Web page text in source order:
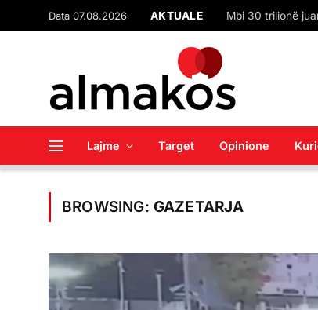
Data 07.08.2026 AKTUALE
Lajme Target Opinione
BROWSING: GAZETARJA